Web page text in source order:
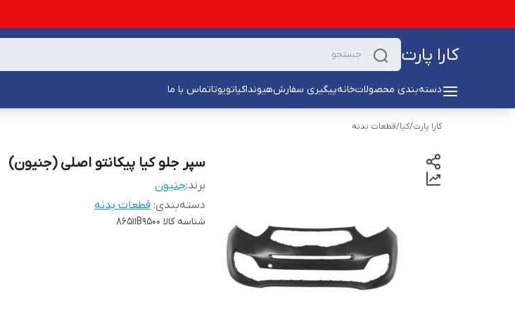
کارا پارت
دسته‌بندی محصولاتخانهپیگیری سفارشهیونداکیاتویوتاتماس با ما
کارا پارت/کیا/قطعات بدنه
سپر جلو کیا پیکانتو اصلی (جنیون)
برند:جنیون
دسته‌بندی: قطعات بدنه
شناسه کالا 86511B9500